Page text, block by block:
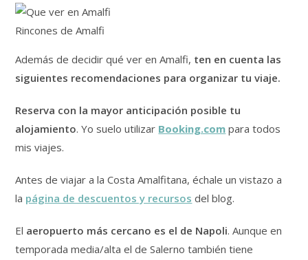
Rincones de Amalfi
Además de decidir qué ver en Amalfi, ten en cuenta las
siguientes recomendaciones para organizar tu viaje.
Reserva con la mayor anticipación posible tu
alojamiento. Yo suelo utilizar Booking.com para todos
mis viajes.
Antes de viajar a la Costa Amalfitana, échale un vistazo a
la página de descuentos y recursos del blog.
El aeropuerto más cercano es el de Napoli. Aunque en
temporada media/alta el de Salerno también tiene